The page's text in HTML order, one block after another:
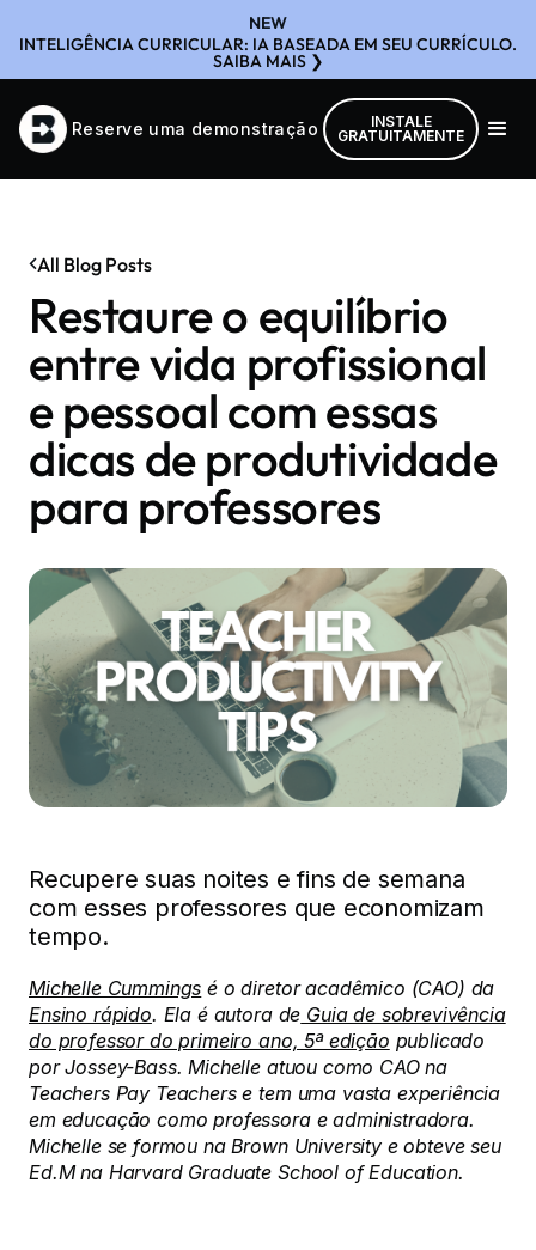
NEW
INTELIGÊNCIA CURRICULAR: IA BASEADA EM SEU CURRÍCULO.
SAIBA MAIS ❯
Reserve uma demonstração
INSTALE
GRATUITAMENTE
All Blog Posts
Restaure o equilíbrio
entre vida profissional
e pessoal com essas
dicas de produtividade
para professores
Recupere suas noites e fins de semana
com esses professores que economizam
tempo.
Michelle Cummings é o diretor acadêmico (CAO) da
Ensino rápido. Ela é autora de Guia de sobrevivência
do professor do primeiro ano, 5ª edição publicado
por Jossey-Bass. Michelle atuou como CAO na
Teachers Pay Teachers e tem uma vasta experiência
em educação como professora e administradora.
Michelle se formou na Brown University e obteve seu
Ed.M na Harvard Graduate School of Education.